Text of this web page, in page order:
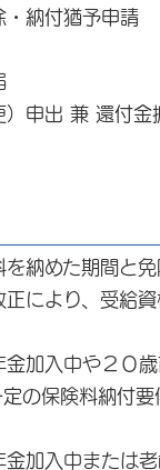
納付猶予申請
申出 兼 還付金
納めた期間と
により、受給
加入中や２０
の保険料納付
加入中または